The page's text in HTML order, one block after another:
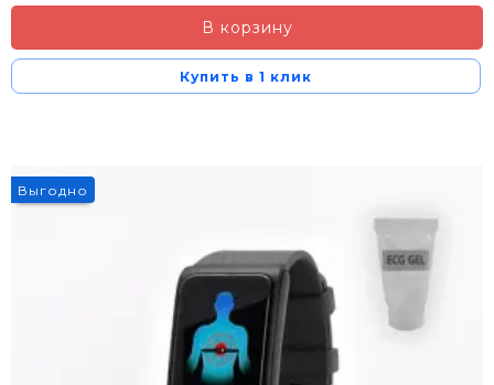
В корзину
Купить в 1 клик
5%
Выгодно